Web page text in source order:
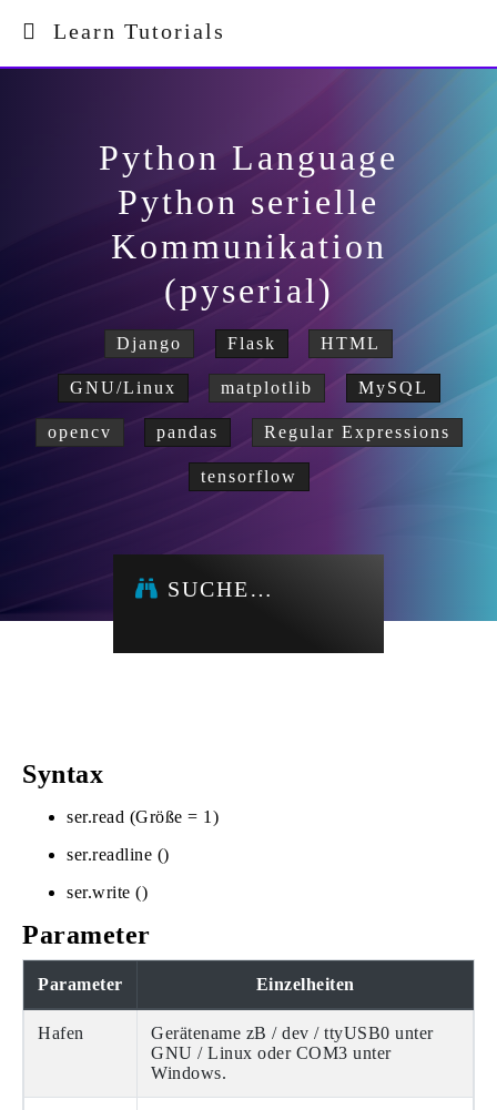
Learn Tutorials
Python Language
Python serielle
Kommunikation
(pyserial)
Django Flask HTML
GNU/Linux matplotlib MySQL
opencv pandas Regular Expressions
tensorflow
SUCHE…
Syntax
ser.read (Größe = 1)
ser.readline ()
ser.write ()
Parameter
Parameter Einzelheiten
Hafen
Gerätename zB / dev / ttyUSB0 unter
GNU / Linux oder COM3 unter
Windows.